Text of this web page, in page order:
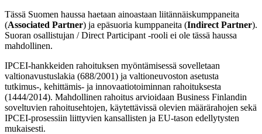
Tässä Suomen haussa haetaan ainoastaan liitännäiskumppaneita
(Associated Partner) ja epäsuoria kumppaneita (Indirect Partner).
Suoran osallistujan / Direct Participant -rooli ei ole tässä haussa
mahdollinen.
IPCEI-hankkeiden rahoituksen myöntämisessä sovelletaan
valtionavustuslakia (688/2001) ja valtioneuvoston asetusta
tutkimus-, kehittämis- ja innovaatiotoiminnan rahoituksesta
(1444/2014). Mahdollinen rahoitus arvioidaan Business Finlandin
soveltuvien rahoitusehtojen, käytettävissä olevien määrärahojen sekä
IPCEI-prosessiin liittyvien kansallisten ja EU-tason edellytysten
mukaisesti.